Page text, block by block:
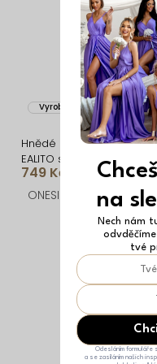
Vyrobeno v EU
Hnědé áčkové šaty
EALITO s kapsami
749 Kč
ONESIZE
na
Nech nám
odvděčíme
tvé
Odesláním formuláře
a se zasíláním našich